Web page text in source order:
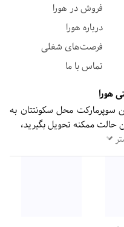
فروش در هورا
درباره هورا
فرصت‌های شغلی
تماس با ما
هورا
سوپرمارکت محل سکونتتان به
حالت ممکنه تحویل بگیرید،